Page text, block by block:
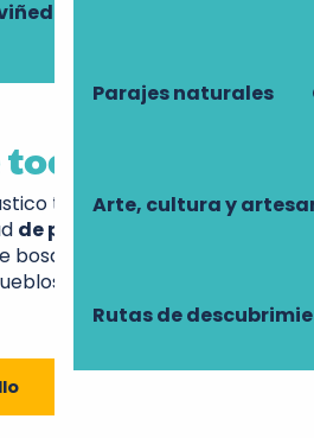
Parajes naturales
Arte, cultura y
Rutas de
Lambert…
terreno de juego, ideal
de paseos
bosques, campiñas, ríos,
Y llévese muchos